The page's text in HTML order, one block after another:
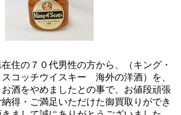
住の７０代男性の方から、（キング・
コッチウイスキー 海外の洋酒）を、
酒をやめましたとの事で、お値段頑張
得・ご満足いただけた御買取りができ